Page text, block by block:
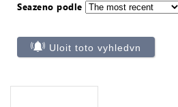
Seazeno podle
Uloit toto vyhledvn